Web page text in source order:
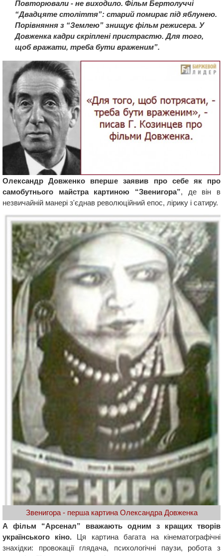
Повторювали - не виходило. Фільм Бертолуччі
“Двадцяте століття”: старий помирає під яблунею.
Порівняння з “Землею” знищує фільм режисера. У
Довженка кадри скріплені пристрастю. Для того,
щоб вражати, треба бути враженим”.
Олександр Довженко вперше заявив про себе як про
самобутнього майстра картиною “Звенигора”, де він в
незвичайній манері з'єднав революційний епос, лірику і сатиру.
Звенигора - перша картина Олександра Довженка
А фільм “Арсенал” вважають одним з кращих творів
українського кіно. Ця картина багата на кінематографічні
знахідки: провокації глядача, психологічні паузи, робота з